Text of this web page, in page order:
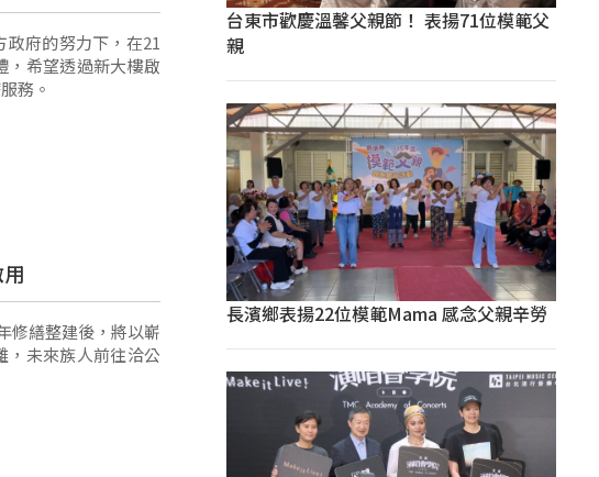
府的努力下，在21
，希望透過新大樓啟
務。
修繕整建後，將以嶄
，未來族人前往洽公
台東市歡慶溫馨父親節！ 表揚71位模範父
親
長濱鄉表揚22位模範Mama 感念父親辛勞